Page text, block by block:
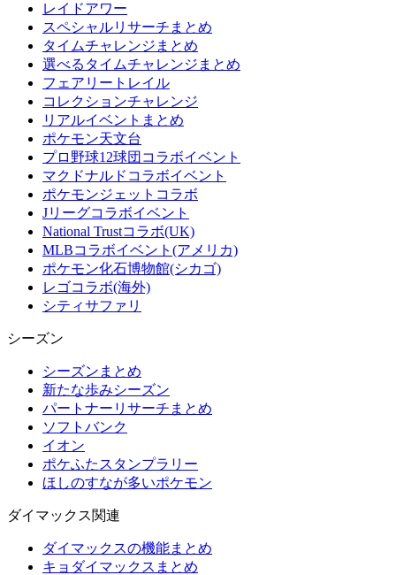
レイドアワー
スペシャルリサーチまとめ
タイムチャレンジまとめ
選べるタイムチャレンジまとめ
フェアリートレイル
コレクションチャレンジ
リアルイベントまとめ
ポケモン天文台
プロ野球12球団コラボイベント
マクドナルドコラボイベント
ポケモンジェットコラボ
Jリーグコラボイベント
National Trustコラボ(UK)
MLBコラボイベント(アメリカ)
ポケモン化石博物館(シカゴ)
レゴコラボ(海外)
シティサファリ
シーズン
シーズンまとめ
新たな歩みシーズン
パートナーリサーチまとめ
ソフトバンク
イオン
ポケふたスタンプラリー
ほしのすなが多いポケモン
ダイマックス関連
ダイマックスの機能まとめ
キョダイマックスまとめ